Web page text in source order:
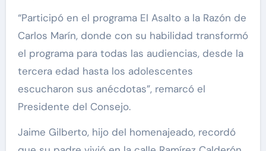
“Participó en el programa El Asalto a la Razón de
Carlos Marín, donde con su habilidad transformó
el programa para todas las audiencias, desde la
tercera edad hasta los adolescentes
escucharon sus anécdotas”, remarcó el
Presidente del Consejo.
Jaime Gilberto, hijo del homenajeado, recordó